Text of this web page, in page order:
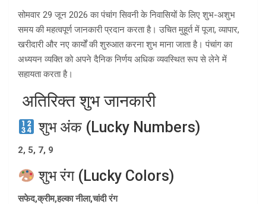
सोमवार 29 जून 2026 का पंचांग सिवनी के निवासियों के लिए शुभ-अशुभ
समय की महत्वपूर्ण जानकारी प्रदान करता है। उचित मुहूर्त में पूजा, व्यापार,
खरीदारी और नए कार्यों की शुरुआत करना शुभ माना जाता है। पंचांग का
अध्ययन व्यक्ति को अपने दैनिक निर्णय अधिक व्यवस्थित रूप से लेने में
सहायता करता है।
अतिरिक्त शुभ जानकारी
शुभ अंक (Lucky Numbers)
2, 5, 7, 9
शुभ रंग (Lucky Colors)
सफेद,क्रीम,हल्का नीला,चांदी रंग